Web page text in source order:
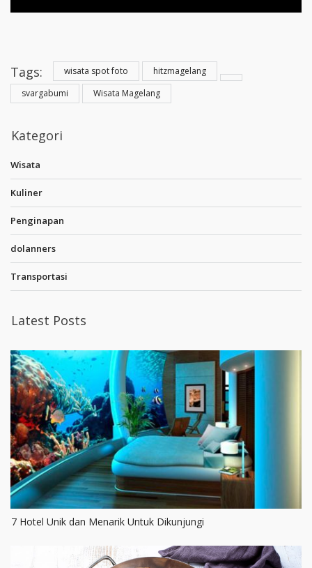
Tags: wisata spot foto
hitzmagelang
svargabumi
Wisata Magelang
Kategori
Wisata
Kuliner
Penginapan
dolanners
Transportasi
Latest Posts
7 Hotel Unik dan Menarik Untuk Dikunjungi